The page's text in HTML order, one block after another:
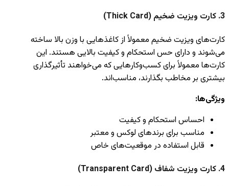
3. کارت ویزیت ضخیم (Thick Card)
کارت‌های ویزیت ضخیم معمولاً از کاغذهایی با وزن بالا ساخته
می‌شوند و دارای حس استحکام و کیفیت بالایی هستند. این
کارت‌ها معمولاً برای کسب‌وکارهایی که می‌خواهند تأثیرگذاری
بیشتری بر مخاطب بگذارند، مناسب‌اند.
ویژگی‌ها:
احساس استحکام و کیفیت
مناسب برای برندهای لوکس و معتبر
قابل استفاده در موقعیت‌های خاص
4. کارت ویزیت شفاف (Transparent Card)